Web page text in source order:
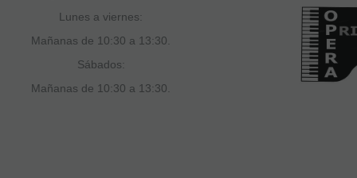
Lunes a viernes:
Mañanas de 10:30 a 13:30.
Sábados:
Mañanas de 10:30 a 13:30.